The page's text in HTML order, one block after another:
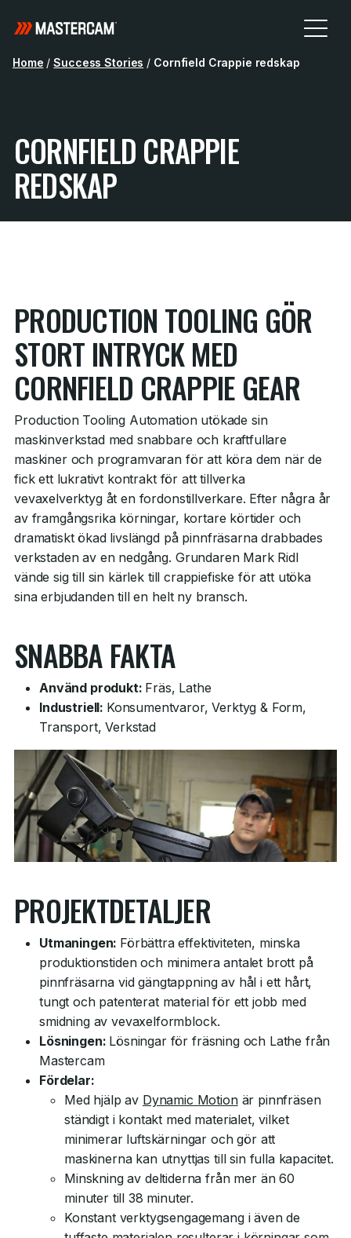
Home / Success Stories / Cornfield Crappie redskap
CORNFIELD CRAPPIE
REDSKAP
PRODUCTION TOOLING GÖR
STORT INTRYCK MED
CORNFIELD CRAPPIE GEAR
Production Tooling Automation utökade sin
maskinverkstad med snabbare och kraftfullare
maskiner och programvaran för att köra dem när de
fick ett lukrativt kontrakt för att tillverka
vevaxelverktyg åt en fordonstillverkare. Efter några år
av framgångsrika körningar, kortare körtider och
dramatiskt ökad livslängd på pinnfräsarna drabbades
verkstaden av en nedgång. Grundaren Mark Ridl
vände sig till sin kärlek till crappiefiske för att utöka
sina erbjudanden till en helt ny bransch.
SNABBA FAKTA
Använd produkt: Fräs, Lathe
Industriell: Konsumentvaror, Verktyg & Form,
Transport, Verkstad
PROJEKTDETALJER
Utmaningen: Förbättra effektiviteten, minska
produktionstiden och minimera antalet brott på
pinnfräsarna vid gängtappning av hål i ett hårt,
tungt och patenterat material för ett jobb med
smidning av vevaxelformblock.
Lösningen: Lösningar för fräsning och Lathe från
Mastercam
Fördelar:
Med hjälp av Dynamic Motionär pinnfräsen
ständigt i kontakt med materialet, vilket
minimerar luftskärningar och gör att
maskinerna kan utnyttjas till sin fulla kapacitet.
Minskning av deltiderna från mer än 60
minuter till 38 minuter.
Konstant verktygsengagemang i även de